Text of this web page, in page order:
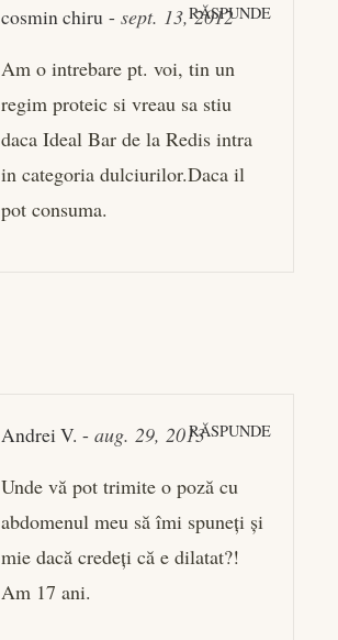
cosmin chiru - sept. 13, 2012
RĂSPUNDE
Am o intrebare pt. voi, tin un
regim proteic si vreau sa stiu
daca Ideal Bar de la Redis intra
in categoria dulciurilor.Daca il
pot consuma.
Andrei V. - aug. 29, 2013RĂSPUNDE
Unde vă pot trimite o poză cu
abdomenul meu să îmi spuneți și
mie dacă credeți că e dilatat?!
Am 17 ani.